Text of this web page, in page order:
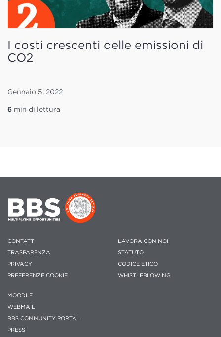
I costi crescenti delle emissioni di
CO2
Gennaio 5, 2022
6 min di lettura
CONTATTI
TRASPARENZA
PRIVACY
PREFERENZE COOKIE
LAVORA CON NOI
STATUTO
CODICE ETICO
WHISTLEBLOWING
MOODLE
WEBMAIL
BBS COMMUNITY PORTAL
PRESS